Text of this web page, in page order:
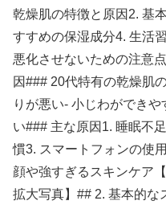
乾燥肌の特徴と原因2. 基
すすめの保湿成分4. 生活
悪化させないための注意
因### 20代特有の乾燥肌
りが悪い- 小じわができ
い### 主な原因1. 睡眠不
慣3. スマートフォンの使
顔や強すぎるスキンケア
拡大写真】## 2. 基本的